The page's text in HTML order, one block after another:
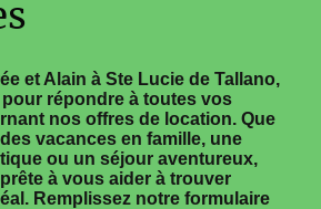
et Alain à Ste Lucie de Tallano,
répondre à toutes vos
nos offres de location. Que
vacances en famille, une
ou un séjour aventureux,
à vous aider à trouver
Remplissez notre formulaire